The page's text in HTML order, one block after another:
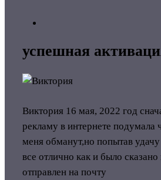
успешная
Виктория 16 мая, 2022 год
рекламу в интернете подумала
меня обманут,но попытав
все отлично как и было
отправлен на почту